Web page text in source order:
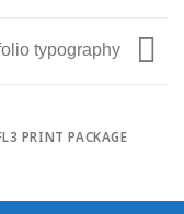
typography
PRINT PACKAGE